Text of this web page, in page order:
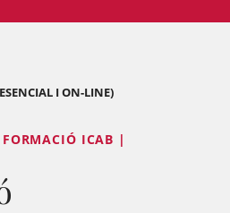
I ON-LINE)
ICAB |